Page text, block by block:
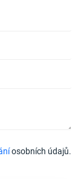
osobních údajů.